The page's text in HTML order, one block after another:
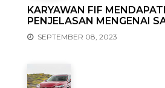
KARYAWAN FIF
PENJELASAN MENGENAI
SEPTEMBER 08, 2023